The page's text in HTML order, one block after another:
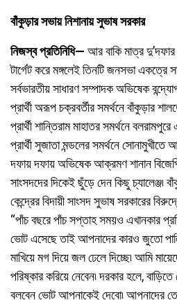
বাঁকুড়ার সভায় নিশানায় সুভাষ সরকার
নিজস্ব প্রতিনিধি— আর বাকি মাত্র দু’দফার
টার্গেট করে মঙ্গলেই তিনটি জনসভা একত্রে
সর্বভারতীয় সাধারণ সম্পাদক অভিষেক
প্রার্থী অরূপ চক্রবর্তীর সমর্থনে বাঁকুড়ার
প্রার্থী শান্তিরাম মাহাতর সমর্থনে
প্রার্থী সুজাতা মন্ডলের সমর্থনে
দফায় দফায় অভিষেক আক্রমণ শানান
সাংসদদের দিকেই ছুঁড়ে দেন কিছু
কেন্দ্রের বিদায়ী সাংসদ সুভাষ সরকারের
“পাঁচ বছরে পাঁচ সপ্তাহ সময়ও এখানকার
ভোট এসেছে তাই আপনাদের কারও জুতো
মাখিয়ে মগ দিয়ে জল ঢেলে দিচ্ছে৷ আমি
পরিষ্কার করিয়ে নেবেন৷ দরকার হলে,
বলবেন ভোট আপনাকেই দেবো৷ আপনাদের